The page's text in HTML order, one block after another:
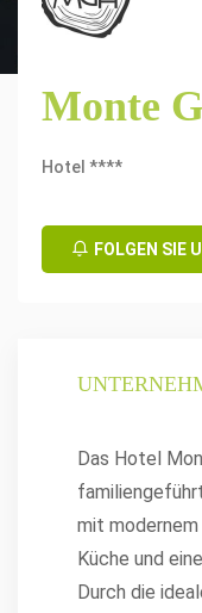
Monte
Hotel ****
FOLGEN SIE
Das Hotel
mit modernem
Küche und
Durch die